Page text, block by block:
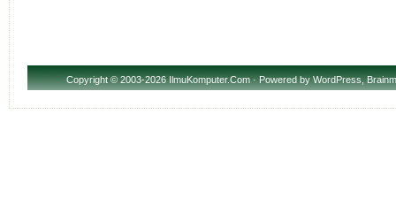
Copyright© 2003-2026 IlmuKomputer.Com · Powered byWordPress,